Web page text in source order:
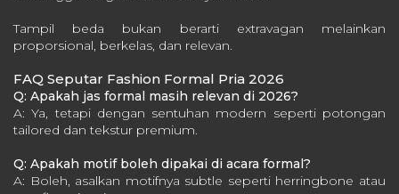
Tampil beda bukan berarti extravagan melainkan
proporsional, berkelas, dan relevan.
FAQ Seputar Fashion Formal Pria 2026
Q: Apakah jas formal masih relevan di 2026?
A: Ya, tetapi dengan sentuhan modern seperti potongan
tailored dan tekstur premium.
Q: Apakah motif boleh dipakai di acara formal?
A: Boleh, asalkan motifnya subtle seperti herringbone atau